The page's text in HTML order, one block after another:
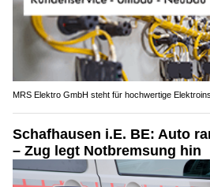
MRS Elektro GmbH steht für hochwertige
Schafhausen i.E. BE: Auto
– Zug legt Notbremsung hin